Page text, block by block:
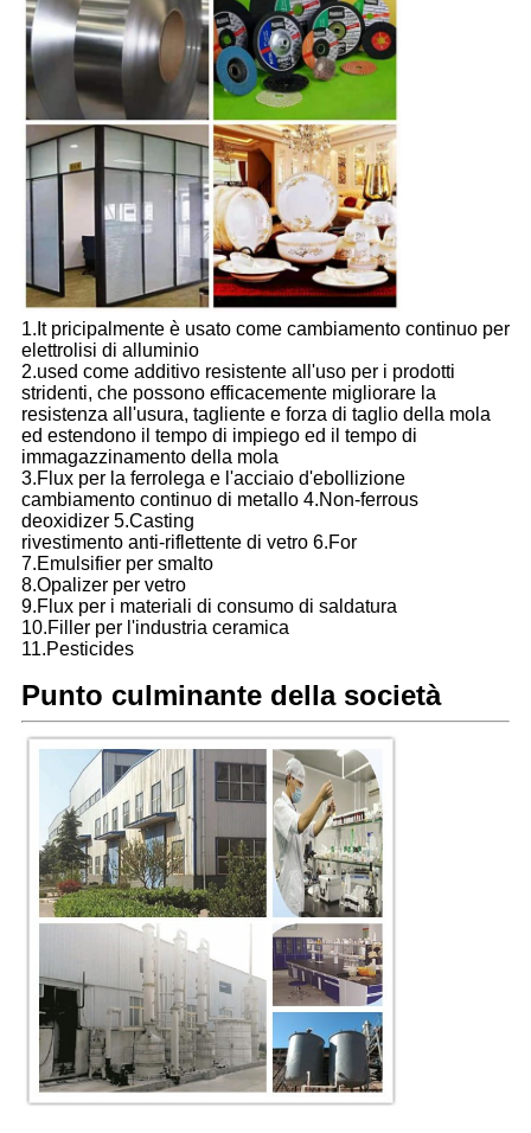
1.It pricipalmente è usato come cambiamento continuo per
elettrolisi di alluminio
2.used come additivo resistente all'uso per i prodotti
stridenti, che possono efficacemente migliorare la
resistenza all'usura, tagliente e forza di taglio della mola
ed estendono il tempo di impiego ed il tempo di
immagazzinamento della mola
3.Flux per la ferrolega e l'acciaio d'ebollizione
cambiamento continuo di metallo 4.Non-ferrous
deoxidizer 5.Casting
rivestimento anti-riflettente di vetro 6.For
7.Emulsifier per smalto
8.Opalizer per vetro
9.Flux per i materiali di consumo di saldatura
10.Filler per l'industria ceramica
11.Pesticides
Punto culminante della società